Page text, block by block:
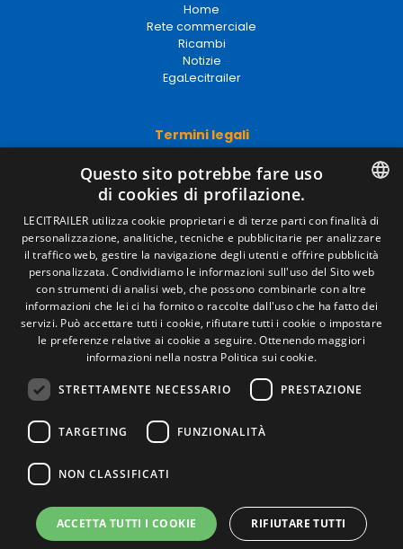
Home
Rete commerciale
Ricambi
Notizie
EgaLecitrailer
Termini legali
Avviso legale
Politiche sulla privacy
Politica sui cookie
Condizioni generali di vendita
Gestire i cookie
Contatto
Camino de los Huertos, S/N. Apdo 100 .
50620 - Casetas (Zaragoza) Spagna
+(34) 976 462 121
© Lecitrailer S.A. 2026
SPANISH
ENGLISH
ITALIAN
PORTUGUESE
Questo sito potrebbe fare uso
di cookies di profilazione.
LECITRAILER utilizza cookie proprietari e di terze parti con finalità di
personalizzazione, analitiche, tecniche e pubblicitarie per analizzare
il traffico web, gestire la navigazione degli utenti e offrire pubblicità
personalizzata. Condividiamo le informazioni sull'uso del Sito web
con strumenti di analisi web, che possono combinarle con altre
informazioni che lei ci ha fornito o raccolte dall'uso che ha fatto dei
servizi. Può accettare tutti i cookie, rifiutare tutti i cookie o impostare
le preferenze relative ai cookie a seguire. Ottenendo maggiori
informazioni nella nostra Politica sui cookie.
STRETTAMENTE NECESSARIO PRESTAZIONE
TARGETING FUNZIONALITÀ
NON CLASSIFICATI
ACCETTA TUTTI I COOKIE RIFIUTARE TUTTI